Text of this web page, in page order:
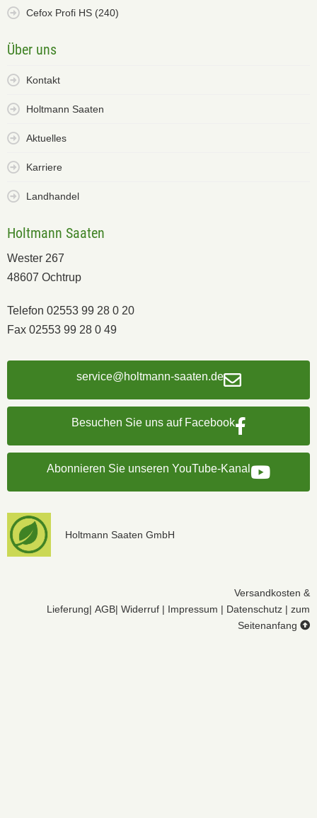
Cefox Profi HS (240)
Über uns
Kontakt
Holtmann Saaten
Aktuelles
Karriere
Landhandel
Holtmann Saaten
Wester 267
48607 Ochtrup
Telefon 02553 99 28 0 20
Fax 02553 99 28 0 49
service@holtmann-saaten.de
Besuchen Sie uns auf Facebook
Abonnieren Sie unseren YouTube-Kanal
Holtmann Saaten GmbH
Versandkosten &
Lieferung| AGB| Widerruf | Impressum | Datenschutz | zum
Seitenanfang